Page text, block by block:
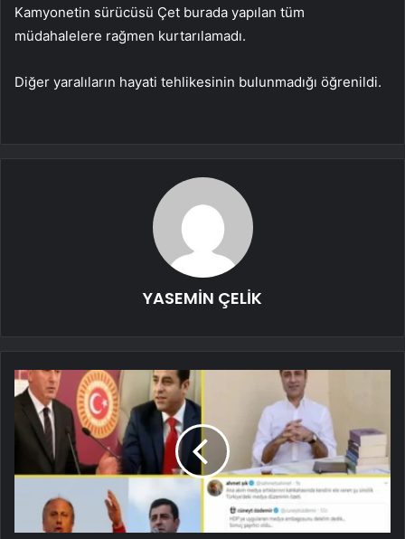
Kamyonetin sürücüsü Çet burada yapılan tüm
müdahalelere rağmen kurtarılamadı.
Diğer yaralıların hayati tehlikesinin bulunmadığı öğrenildi.
YASEMİN ÇELİK